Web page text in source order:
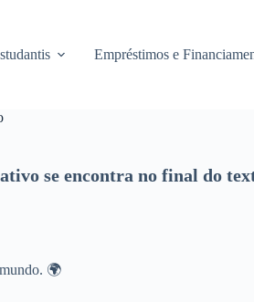
Empréstimos e
se encontra no final do
🌍